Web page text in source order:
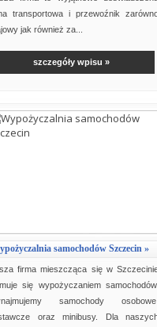
transportowa i przewoźnik
jak również za...
szczegóły wpisu »
samochodów Szczecin »
firma mieszcząca się w
się wypożyczaniem
samochody
oraz minibusy. Dla